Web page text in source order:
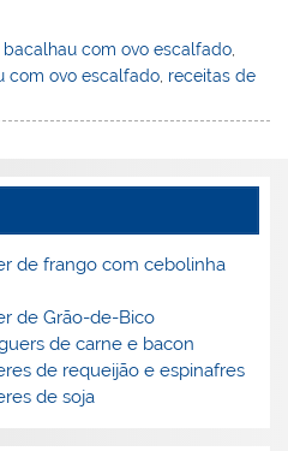
ai
l
h
o
o
l
t
ar
e
bacalhau com ovo escalfado,
com ovo escalfado receitas de
de frango com cebolinha
de Grão-de-Bico
de carne e bacon
de requeijão e espinafres
de soja